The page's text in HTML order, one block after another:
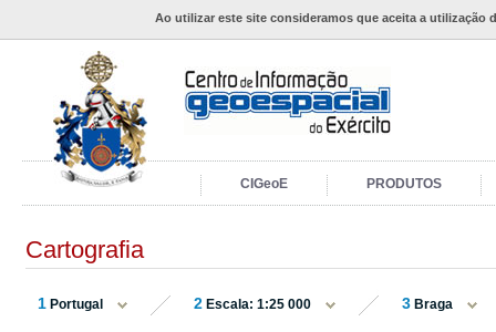
Ao utilizar este site consideramos que aceita a utilização
CIGeoE PRODUTOS
Cartografia
1 Portugal 2 Escala: 1:25 000 3 Braga